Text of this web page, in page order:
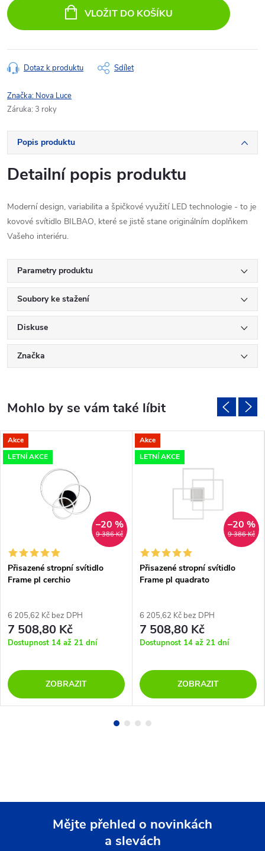
cena:
VLOŽIT DO KOŠÍKU
Dotaz k produktu Sdílet
Značka: Nova Luce
Záruka: 3 roky
Popis produktu
Detailní popis produktu
Moderní design, variabilita a špičkové využití LED technologie - to je
kovové svítidlo BILBAO, které se jistě stane originálním doplňkem
Vašeho interiéru.
Parametry produktu
Soubory ke stažení
Diskuse
Značka
Akce
LETNÍ AKCE
9 386 Kč
–20 %
Přisazené stropní svítidlo
Frame pl cerchio
6 205,62 Kč bez DPH
7 508,80 Kč
Dostupnost 14 až 21 dní
ZOBRAZIT
Akce
LETNÍ AKCE
9 386 Kč
–20 %
Přisazené stropní svítidlo
Frame pl quadrato
6 205,62 Kč bez DPH
7 508,80 Kč
Dostupnost 14 až 21 dní
ZOBRAZIT
Mějte přehled o novinkách
a slevách